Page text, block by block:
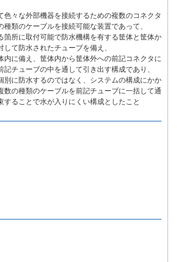
色々な外部機器を接続するための複数のコネクタ
種類のケーブルを接続可能な装置であって、
箇所に取付可能で防水機構を有する筐体と筐体か
して防水されたチューブを備え、
内に備え、筐体内から筐体外への前記コネクタに
チューブの中を通して引き出す構成であり、
別に防水するのではなく、システムの構成にかか
数の種類のケーブルを前記チューブに一括して通
することで水が入りにくい構成としたこと